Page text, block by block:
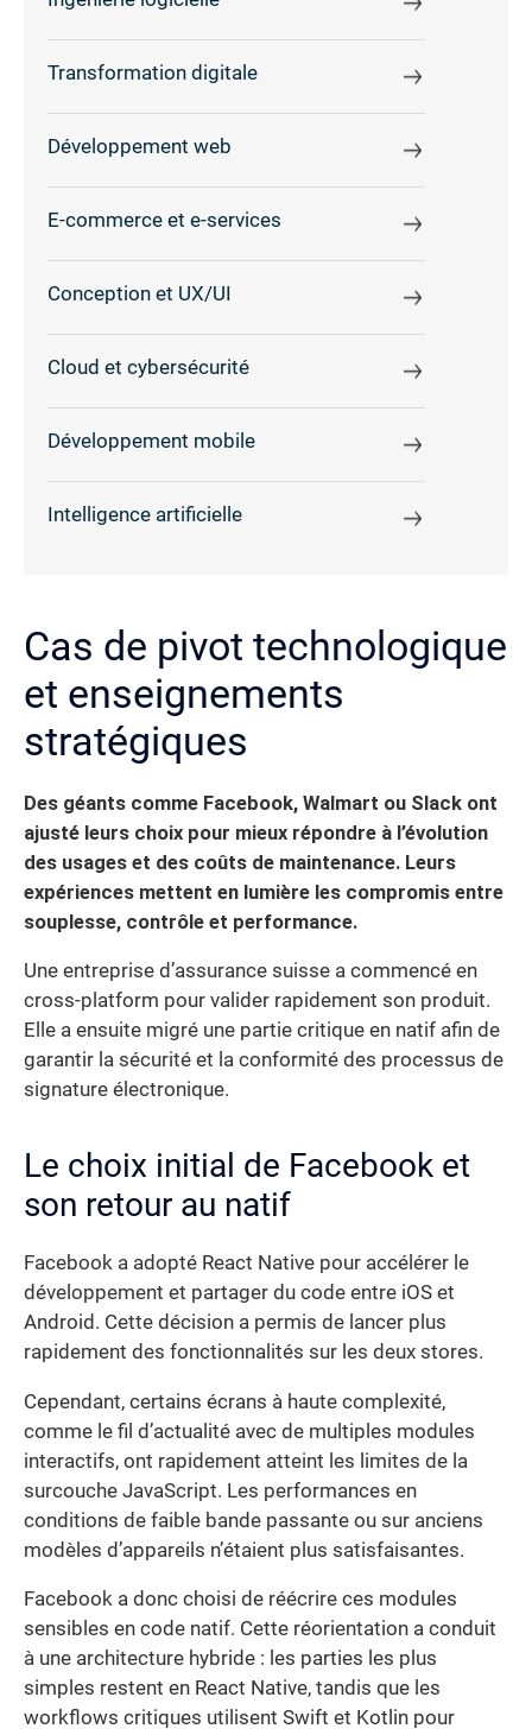
Transformation digitale
Développement web
E-commerce et e-services
Conception et UX/UI
Cloud et cybersécurité
Développement mobile
Intelligence artificielle
Cas de pivot technologique
et enseignements
stratégiques
Des géants comme Facebook, Walmart ou Slack ont
ajusté leurs choix pour mieux répondre à l’évolution
des usages et des coûts de maintenance. Leurs
expériences mettent en lumière les compromis entre
souplesse, contrôle et performance.
Une entreprise d’assurance suisse a commencé en
cross-platform pour valider rapidement son produit.
Elle a ensuite migré une partie critique en natif afin de
garantir la sécurité et la conformité des processus de
signature électronique.
Le choix initial de Facebook et
son retour au natif
Facebook a adopté React Native pour accélérer le
développement et partager du code entre iOS et
Android. Cette décision a permis de lancer plus
rapidement des fonctionnalités sur les deux stores.
Cependant, certains écrans à haute complexité,
comme le fil d’actualité avec de multiples modules
interactifs, ont rapidement atteint les limites de la
surcouche JavaScript. Les performances en
conditions de faible bande passante ou sur anciens
modèles d’appareils n’étaient plus satisfaisantes.
Facebook a donc choisi de réécrire ces modules
sensibles en code natif. Cette réorientation a conduit
à une architecture hybride : les parties les plus
simples restent en React Native, tandis que les
workflows critiques utilisent Swift et Kotlin pour